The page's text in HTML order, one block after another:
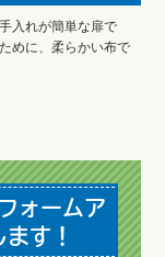
入れが簡単な扉で
めに、柔らかい布で
ォームア
す！